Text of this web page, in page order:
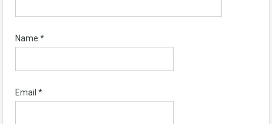
Name *
Email *